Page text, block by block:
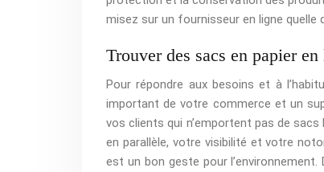
misez sur un fournisseur en ligne quelle
Trouver des sacs en papier
Pour répondre aux besoins et à
important de votre commerce et un
vos clients qui n’emportent pas de
en parallèle, votre visibilité et votre
est un bon geste pour l’environnement.